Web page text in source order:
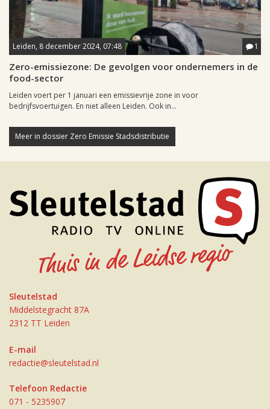
Leiden, 8 december 2024, 07:48 1
Zero-emissiezone: De gevolgen voor ondernemers in de
food-sector
Leiden voert per 1 januari een emissievrije zone in voor
bedrijfsvoertuigen. En niet alleen Leiden. Ook in...
Meer in dossier Zero Emissie Stadsdistributie
Sleutelstad
Middelstegracht 87A
2312 TT Leiden
E-mail
redactie@sleutelstad.nl
Telefoon Redactie
071 - 5235907